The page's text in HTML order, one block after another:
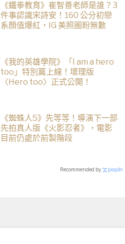
《鐵拳教育》崔智善老師是誰？3
件事認識宋詩安！160 公分初戀
系顏值爆紅，IG 美照圈粉無數
《我的英雄學院》「I am a hero
too」特別篇上線！壞理版
〈Hero too〉正式公開！
《蜘蛛人5》先等等！導演下一部
先拍真人版《火影忍者》，電影
目前仍處於前製階段
Recommended by